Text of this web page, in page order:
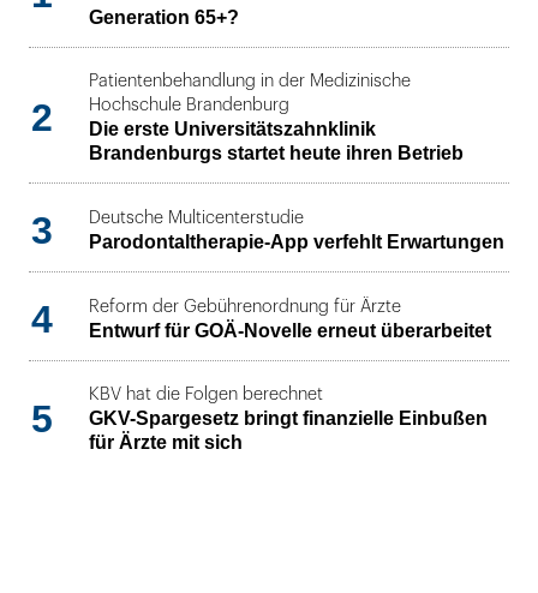
Generation 65+?
2
Patientenbehandlung in der Medizinische
Hochschule Brandenburg
Die erste Universitätszahnklinik
Brandenburgs startet heute ihren Betrieb
3 Deutsche Multicenterstudie
Parodontaltherapie-App verfehlt Erwartungen
4 Reform der Gebührenordnung für Ärzte
Entwurf für GOÄ-Novelle erneut überarbeitet
5
KBV hat die Folgen berechnet
GKV-Spargesetz bringt finanzielle Einbußen
für Ärzte mit sich